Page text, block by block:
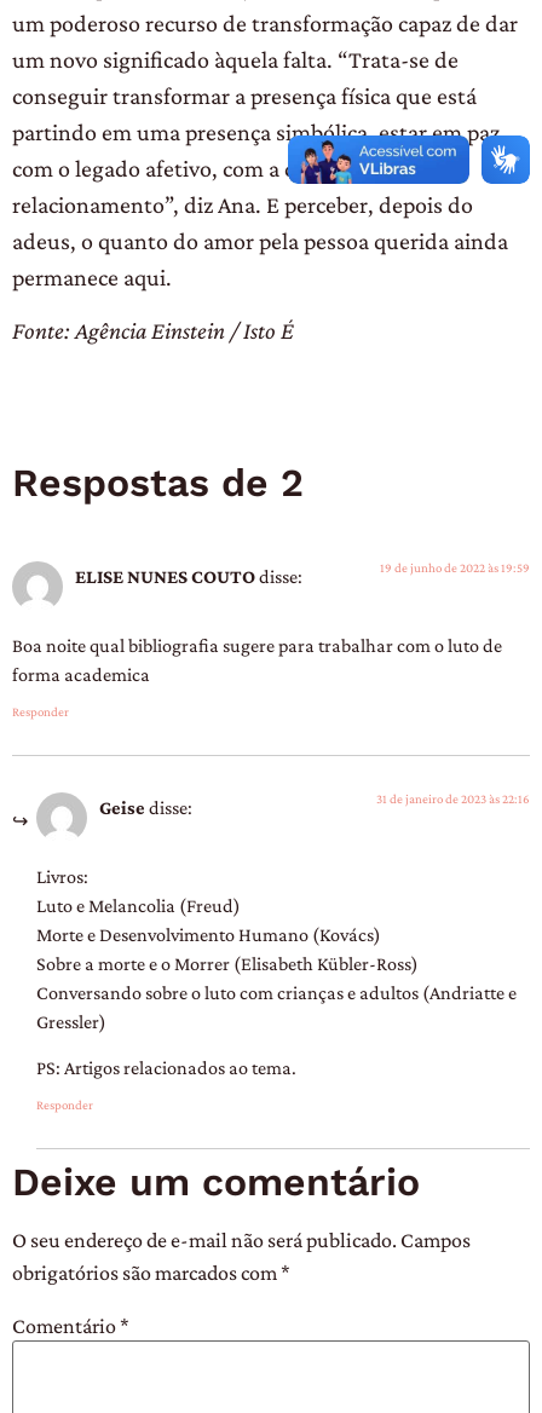
um poderoso recurso de transformação capaz de dar
um novo significado àquela falta. “Trata-se de
conseguir transformar a presença física que está
partindo em uma presença simbólica, estar em paz
com o legado afetivo, com a construção do
relacionamento”, diz Ana. E perceber, depois do
adeus, o quanto do amor pela pessoa querida ainda
permanece aqui.
Fonte: Agência Einstein / Isto É
Respostas de 2
ELISE NUNES COUTOdisse: 19 de junho de 2022 às 19:59
Boa noite qual bibliografia sugere para trabalhar com o luto de
forma academica
Responder
Geise disse: 31 de janeiro de 2023 às 22:16
Livros:
Luto e Melancolia (Freud)
Morte e Desenvolvimento Humano (Kovács)
Sobre a morte e o Morrer (Elisabeth Kübler-Ross)
Conversando sobre o luto com crianças e adultos (Andriatte e
Gressler)
PS: Artigos relacionados ao tema.
Responder
Deixe um comentário
O seu endereço de e-mail não será publicado. Campos
obrigatórios são marcados com*
Comentário*